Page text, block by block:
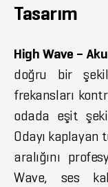
Tasarım
High Wave –
doğru bir
frekansları
odada eşit
Odayı kaplayan
aralığını
Wave, ses